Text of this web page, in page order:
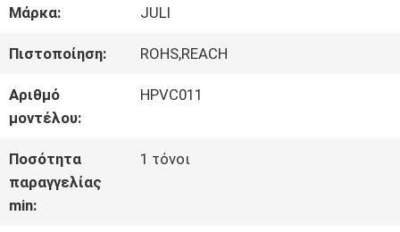
ΕΜΆΣ
ΕΠΙΣΚΕΨΉ
ΕΡΓΟΣΤΑΣΊΟΥ
ΈΛΕΓΧΟΣ
Μάρκα: JULI
Πιστοποίηση: ROHS,REACH
Αριθμό
μοντέλου:
HPVC011
Ποσότητα
παραγγελίας
min:
1 τόνοι